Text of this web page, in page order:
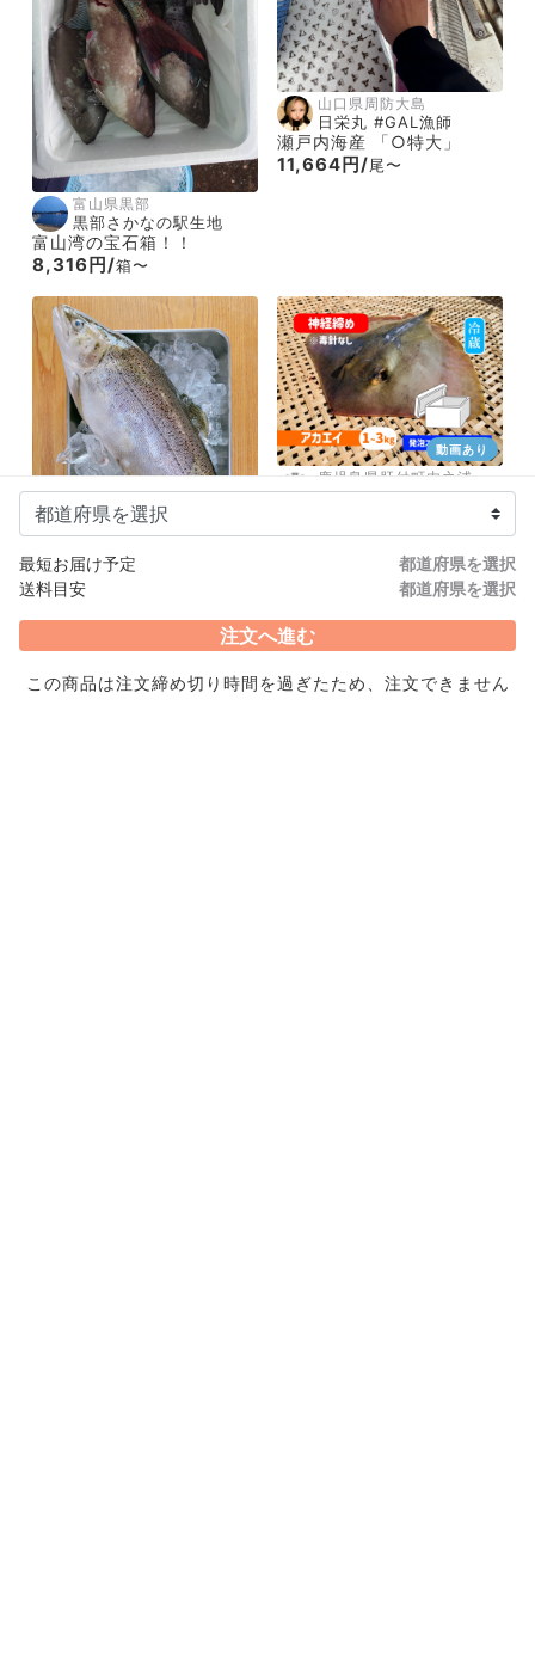
富山県黒部
黒部さかなの駅生地
富山湾の宝石箱！！
8,316円/箱〜
山口県周防大島
日栄丸 #GAL漁師
瀬戸内海産 「○特大」
11,664円/尾〜
海なし県の国産養殖サーモ
2,722円/尾〜
動画あり
鹿児島県肝付町内之浦
昌徳丸
神経〆アカエイ【発泡スチ
ロール箱＋保冷剤】
最短お届け予定
都道府県を選択
送料目安
都道府県を選択
注文へ進む
この商品は注文締め切り時間を過ぎたため、注文できません